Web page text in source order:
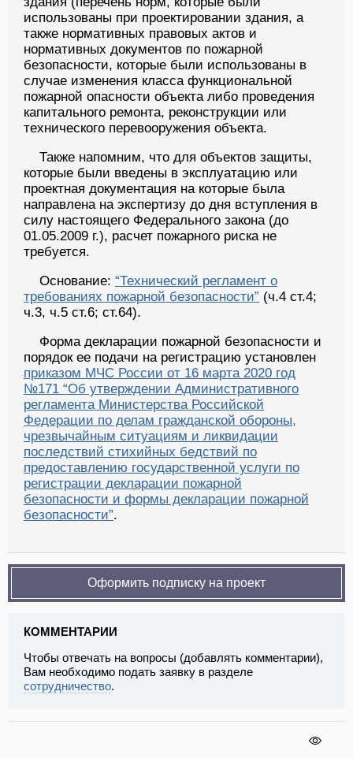
использованы при проектировании здания, а
также нормативных правовых актов и
нормативных документов по пожарной
безопасности, которые были использованы в
случае изменения класса функциональной
пожарной опасности объекта либо проведения
капитального ремонта, реконструкции или
технического перевооружения объекта.
Также напомним, что для объектов защиты,
которые были введены в эксплуатацию или
проектная документация на которые была
направлена на экспертизу до дня вступления в
силу настоящего Федерального закона (до
01.05.2009 г.), расчет пожарного риска не
требуется.
Основание: “Технический регламент о
требованиях пожарной безопасности” (ч.4 ст.4;
ч.3, ч.5 ст.6; ст.64).
Форма декларации пожарной безопасности и
порядок ее подачи на регистрацию установлен
приказом МЧС России от 16 марта 2020 год
№171 “Об утверждении Административного
регламента Министерства Российской
Федерации по делам гражданской обороны,
чрезвычайным ситуациям и ликвидации
последствий стихийных бедствий по
предоставлению государственной услуги по
регистрации декларации пожарной
безопасности и формы декларации пожарной
безопасности”.
Оформить подписку на проект
КОММЕНТАРИИ
Чтобы отвечать на вопросы (добавлять комментарии),
Вам необходимо подать заявку в разделе
сотрудничество.